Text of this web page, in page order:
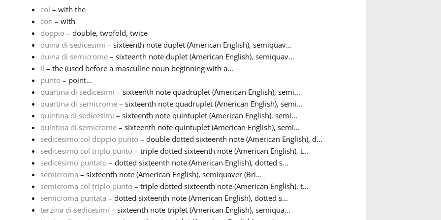
col – with the
con – with
doppio – double, twofold, twice
duina di sedicesimi – sixteenth note duplet (American English), semiquav...
duina di semicrome– sixteenth note duplet (American English), semiquav...
il – the (used before a masculine noun beginning with a...
punto – point...
quartina di sedicesimi – sixteenth note quadruplet (American English), semi...
quartina di semicrome– sixteenth note quadruplet (American English), semi...
quintina di sedicesimi – sixteenth note quintuplet (American English), semi...
quintina di semicrome– sixteenth note quintuplet (American English), semi...
sedicesimo col doppio punto – double dotted sixteenth note (American English), d...
sedicesimo col triplo punto – triple dotted sixteenth note (American English), t...
sedicesimo puntato – dotted sixteenth note (American English), dotted s...
semicroma – sixteenth note (American English), semiquaver (Bri...
semicroma col triplo punto – triple dotted sixteenth note (American English), t...
semicroma puntata – dotted sixteenth note (American English), dotted s...
terzina di sedicesimi – sixteenth note triplet (American English), semiqua...